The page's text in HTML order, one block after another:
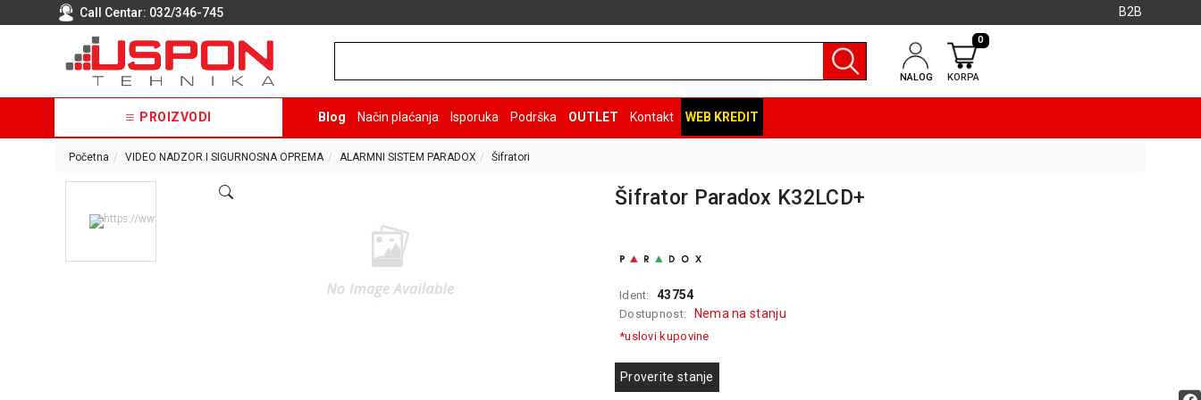
Call Centar: 032/346-745 B2B
NALOG KORPA
0
PROIZVODI Blog Način plaćanja Isporuka Podrška OUTLET Kontakt WEB KREDIT
Početna VIDEO NADZOR I SIGURNOSNA OPREMA ALARMNI SISTEM PARADOX Šifratori
Šifrator Paradox K32LCD+
Ident: 43754
Dostupnost: Nema na stanju
*uslovi kupovine
Proverite stanje